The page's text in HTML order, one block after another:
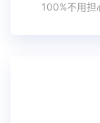
100%不用担